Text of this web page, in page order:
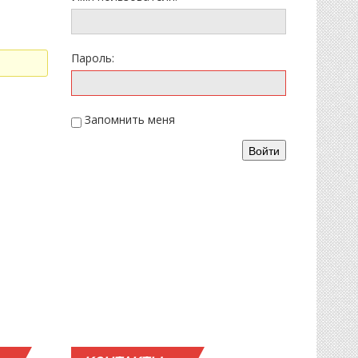
Пароль:
Запомнить меня
Войти